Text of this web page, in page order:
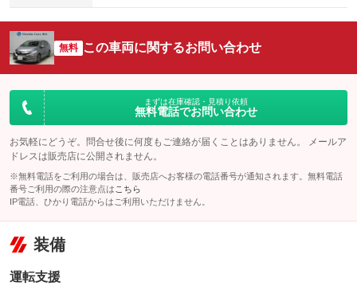
無料 この車両に関するお問い合わせ
まずは在庫確認・見積り依頼
無料電話でお問い合わせ
お気軽にどうぞ。問合せ後に何度もご連絡が届くことはありません。 メールア
ドレスは販売店に公開されません。
※無料電話をご利用の場合は、販売店へお客様の電話番号が通知されます。無料電話
番号ご利用の際の注意点は こちら
IP電話、ひかり電話からはご利用いただけません。
装備
運転支援